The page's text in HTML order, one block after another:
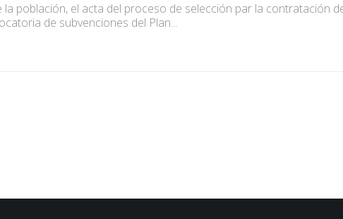
población, el acta del proceso de selección par la contratación
de subvenciones del Plan...